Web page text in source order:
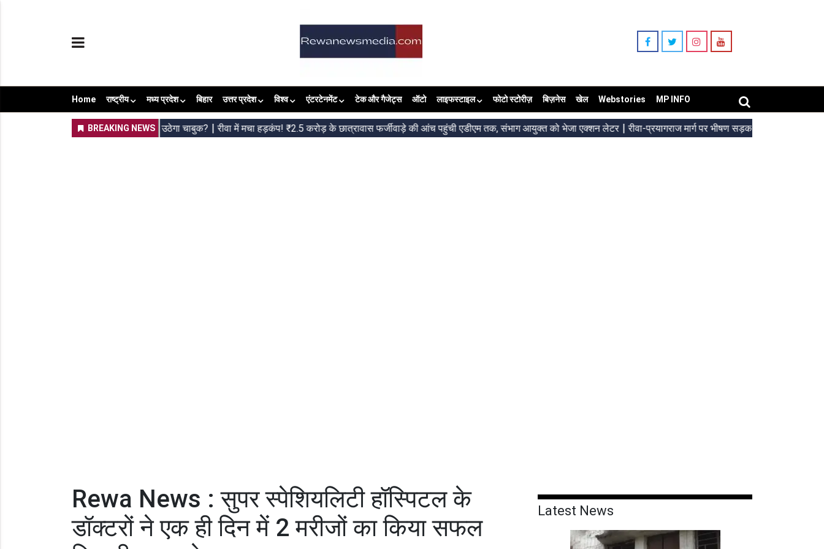
Home राष्ट्रीय मध्य प्रदेश बिहार उत्तर प्रदेश विश्व एंटरटेनमेंट टेक और गैजेट्स ऑटो लाइफस्टाइल फोटो स्टोरीज़ बिज़नेस खेल Webstories MP INFO
Rewa News : सुपर स्पेशियलिटी हॉस्पिटल के
डॉक्टरों ने एक ही दिन में 2 मरीजों का किया सफल
Latest News